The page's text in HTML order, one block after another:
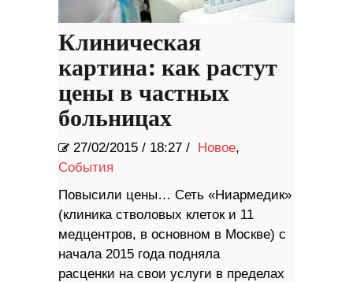
Клиническая
картина: как растут
цены в частных
больницах
27/02/2015 / 18:27 / Новое,
События
Повысили цены… Сеть «Ниармедик»
(клиника стволовых клеток и 11
медцентров, в основном в Москве) с
начала 2015 года подняла
расценки на свои услуги в пределах